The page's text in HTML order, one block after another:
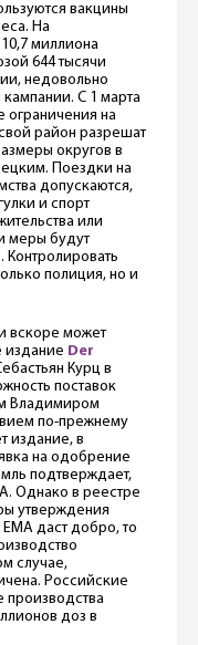
вакцины
На
миллиона
644 тысячи
недовольно
С 1 марта
ограничения на
район разрешат
округов в
Поездки на
допускаются,
и спорт
или
меры будут
Контролировать
полиция, но и
вскоре может
издание Der
Курц в
поставок
Владимиром
по-прежнему
издание, в
на одобрение
подтверждает,
Однако в реестре
утверждения
даст добро, то
случае,
Российские
доз в